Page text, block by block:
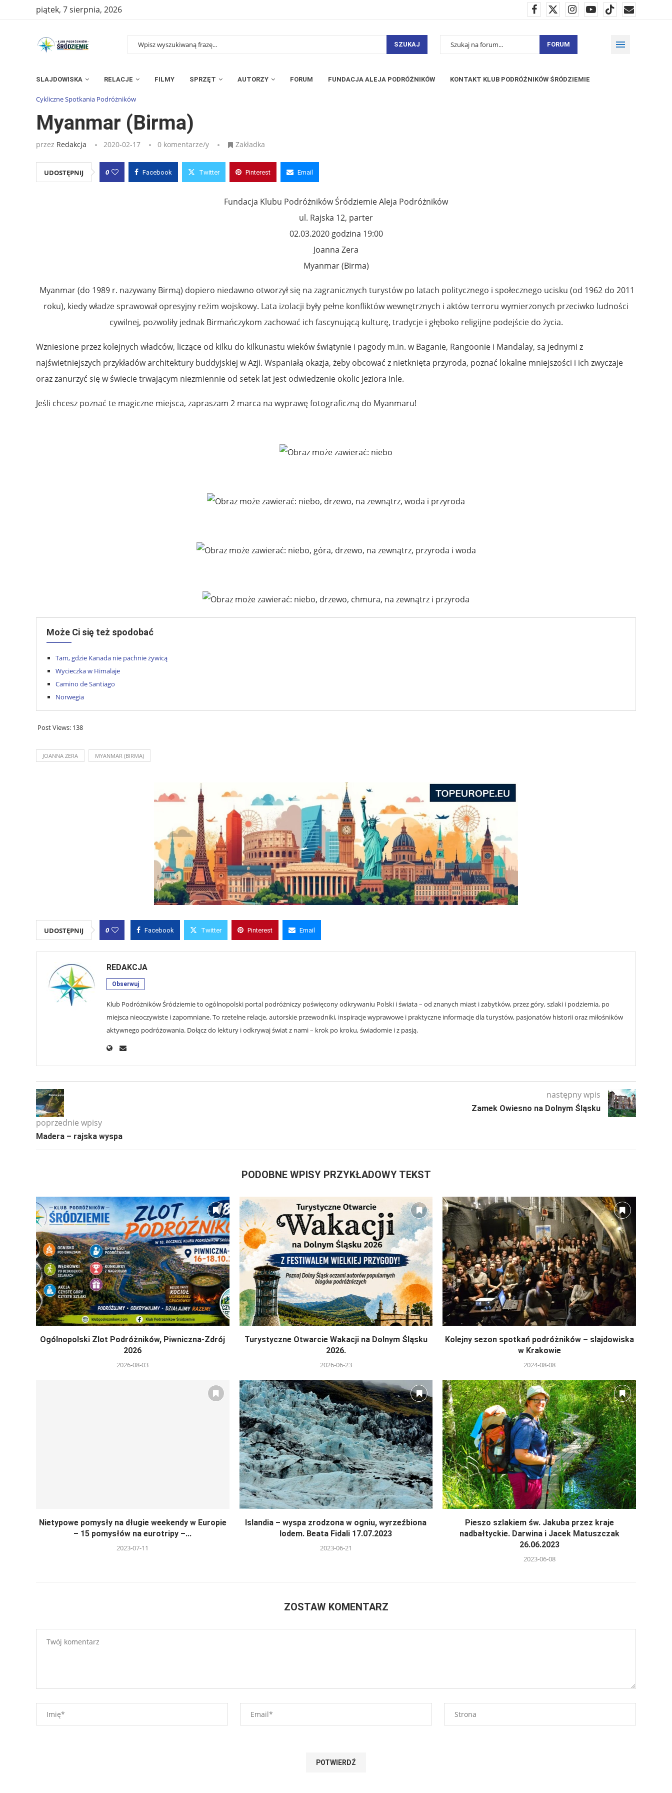
piątek, 7 sierpnia, 2026
SZUKAJ FORUM
SLAJDOWISKA RELACJE FILMY SPRZĘT AUTORZY FORUM FUNDACJA ALEJA PODRÓŻNIKÓW KONTAKT KLUB PODRÓŻNIKÓW ŚRÓDZIEMIE
Strona główna» Wpisy »Myanmar (Birma)
Cykliczne Spotkania Podróżników
Myanmar (Birma)
przez Redakcja 2020-02-17 0 komentarze/y Zakładka
UDOSTĘPNIJ 0 Facebook Twitter Pinterest Email
Fundacja Klubu Podróżników Śródziemie Aleja Podróżników
ul. Rajska 12, parter
02.03.2020 godzina 19:00
Joanna Zera
Myanmar (Birma)
Myanmar (do 1989 r. nazywany Birmą) dopiero niedawno otworzył się na zagranicznych turystów po latach politycznego i społecznego ucisku (od 1962 do 2011
roku), kiedy władze sprawował opresyjny reżim wojskowy. Lata izolacji były pełne konfliktów wewnętrznych i aktów terroru wymierzonych przeciwko ludności
cywilnej, pozwoliły jednak Birmańczykom zachować ich fascynującą kulturę, tradycje i głęboko religijne podejście do życia.
Wzniesione przez kolejnych władców, liczące od kilku do kilkunastu wieków świątynie i pagody m.in. w Baganie, Rangoonie i Mandalay, są jednymi z
najświetniejszych przykładów architektury buddyjskiej w Azji. Wspaniałą okazja, żeby obcować z nietknięta przyroda, poznać lokalne mniejszości i ich zwyczaje
oraz zanurzyć się w świecie trwającym niezmiennie od setek lat jest odwiedzenie okolic jeziora Inle.
Jeśli chcesz poznać te magiczne miejsca, zapraszam 2 marca na wyprawę fotograficzną do Myanmaru!
Może Ci się też spodobać
Tam, gdzie Kanada nie pachnie żywicą
Wycieczka w Himalaje
Camino de Santiago
Norwegia
Post Views: 138
JOANNA ZERA MYANMAR (BIRMA)
UDOSTĘPNIJ 0 Facebook Twitter Pinterest Email
REDAKCJA
Obserwuj
Klub Podróżników Śródziemie to ogólnopolski portal podróżniczy poświęcony odkrywaniu Polski i świata – od znanych miast i zabytków, przez góry, szlaki i podziemia, po
miejsca nieoczywiste i zapomniane. To rzetelne relacje, autorskie przewodniki, inspiracje wyprawowe i praktyczne informacje dla turystów, pasjonatów historii oraz miłośników
aktywnego podróżowania. Dołącz do lektury i odkrywaj świat z nami – krok po kroku, świadomie i z pasją.
poprzednie wpisy
Madera – rajska wyspa
następny wpis
Zamek Owiesno na Dolnym Śląsku
PODOBNE WPISY PRZYKŁADOWY TEKST
Ogólnopolski Zlot Podróżników, Piwniczna-Zdrój
2026
2026-08-03
Turystyczne Otwarcie Wakacji na Dolnym Śląsku
2026.
2026-06-23
Kolejny sezon spotkań podróżników – slajdowiska
w Krakowie
2024-08-08
Nietypowe pomysły na długie weekendy w Europie
– 15 pomysłów na eurotripy –...
2023-07-11
Islandia – wyspa zrodzona w ogniu, wyrzeźbiona
lodem. Beata Fidali 17.07.2023
2023-06-21
Pieszo szlakiem św. Jakuba przez kraje
nadbałtyckie. Darwina i Jacek Matuszczak
26.06.2023
2023-06-08
ZOSTAW KOMENTARZ